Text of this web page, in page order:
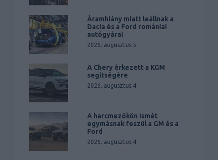
Áramhiány miatt leállnak a
Dacia és a Ford romániai
autógyárai
2026. augusztus 5.
A Chery érkezett a KGM
segítségére
2026. augusztus 4.
A harcmezőkön Ismét
egymásnak feszül a GM és a
Ford
2026. augusztus 4.